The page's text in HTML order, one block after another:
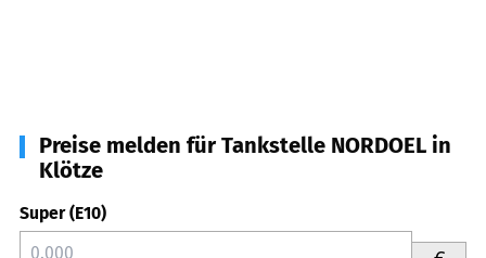
Preise melden für Tankstelle NORDOEL in
Klötze
Super (E10)